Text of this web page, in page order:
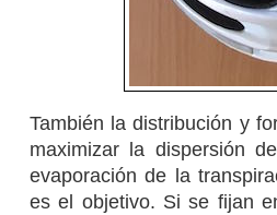
También la distribución y
maximizar la dispersión
evaporación de la
es el objetivo. Si se fijan